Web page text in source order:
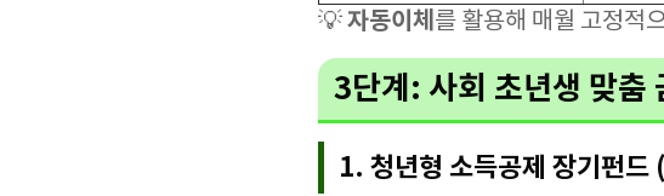
💡자동이체 를 활용해 매월 고정적
3단계: 사회 초년생 맞춤
1. 청년형 소득공제 장기펀드